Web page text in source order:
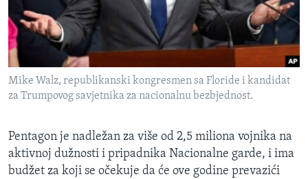
Mike Walz, republikanski kongresmen sa Floride i kandidat
za Trumpovog savjetnika za nacionalnu bezbjednost.
Pentagon je nadležan za više od 2,5 miliona vojnika na
aktivnoj dužnosti i pripadnika Nacionalne garde, i ima
budžet za koji se očekuje da će ove godine prevazići